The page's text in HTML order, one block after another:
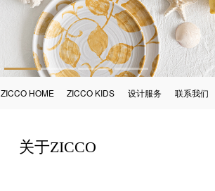
ZICCO HOME ZICCO KIDS 设计服务 联系我们
关于ZICCO